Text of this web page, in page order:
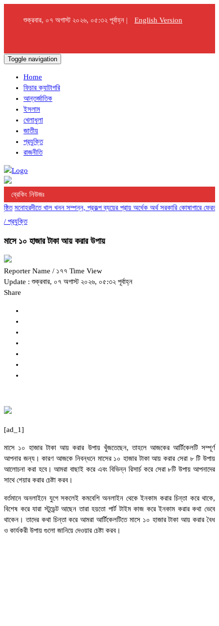
শুক্রবার, ০৭ অগাস্ট ২০২৬, ০৫:৩২ পূর্বাহ্ন | English Version
Toggle navigation
Home
ফিচার ক্যাটাগরি
আন্তর্জাতিক
ইসলাম
খেলাধুলা
জাতীয়
প্রযুক্তি
রাজনীতি
ব্রেকিং নিউজঃ
খাল খনন সম্পন্ন, প্রকল্প ব্যয়ের প্রায় অর্ধেক অর্থ সরকারি কোষাগারে ফেরত
/ প্রযুক্তি
মাসে ১০ হাজার টাকা আয় করার উপায়
Reporter Name / ১৭৭ Time View
Update : শুক্রবার, ০৭ অগাস্ট ২০২৬, ০৫:৩২ পূর্বাহ্ন
Share
[ad_1]
মাসে ১০ হাজার টাকা আয় করার উপায় খুঁজতেছেন, তাহলে আজকের আর্টিকেলটি সম্পূর্ণ
আপনার জন্য। কারণ আজকে নিবন্ধনে মাসের ১০ হাজার টাকা আয় করার সেরা ৮ টি উপায়
আলোচনা করা হবে। আমরা বাছাই করে এবং বিভিন্ন রিসার্চ করে সেরা ৮টি উপায় আপনাদের
সাথে শেয়ার করার চেষ্টা করব।
বর্তমানে অনলাইনে যুগে সকলেই কমবেশি অনলাইন থেকে ইনকাম করার চিন্তা করে থাকে,
বিশেষ করে যারা স্টুডেন্ট আছেন তারা হয়তো পার্ট টাইম কাজ করে ইনকাম করার কথা ভেবে
থাকেন। তাদের কথা চিন্তা করে আমরা আর্টিকেলটিতে মাসে ১০ হাজার টাকা আয় করার বৈধ
ও কার্যকরী উপায় গুলো জানিয়ে দেওয়ার চেষ্টা করব।